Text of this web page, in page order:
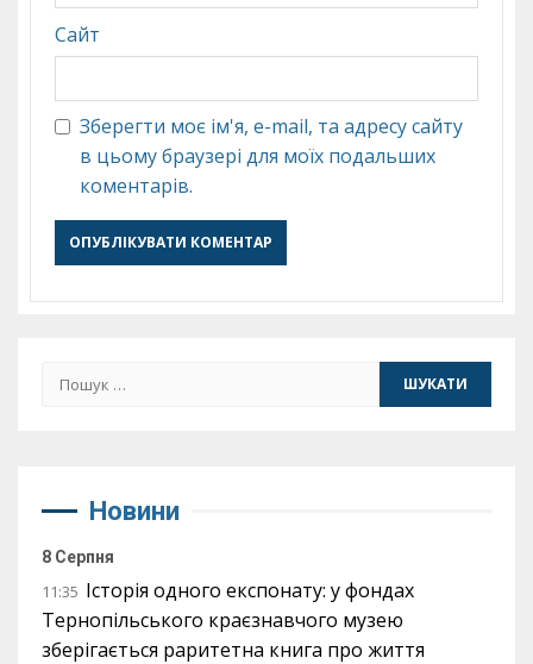
Сайт
Зберегти моє ім'я, e-mail, та адресу сайту
в цьому браузері для моїх подальших
коментарів.
Пошук:
Новини
8 Серпня
11:35 Історія одного експонату: у фондах
Тернопільського краєзнавчого музею
зберігається раритетна книга про життя